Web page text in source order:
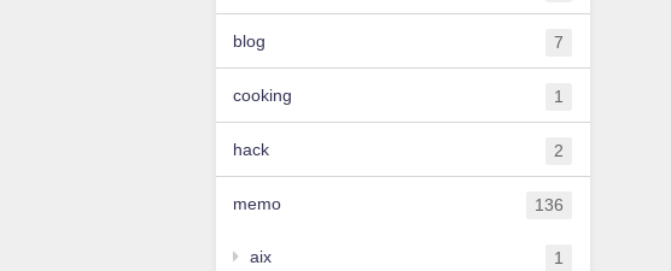
blog 7
cooking 1
hack 2
memo 136
aix 1